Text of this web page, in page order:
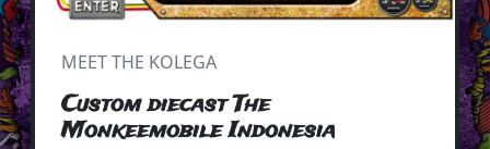
MEET THE KOLEGA
Custom diecast The
Monkeemobile Indonesia